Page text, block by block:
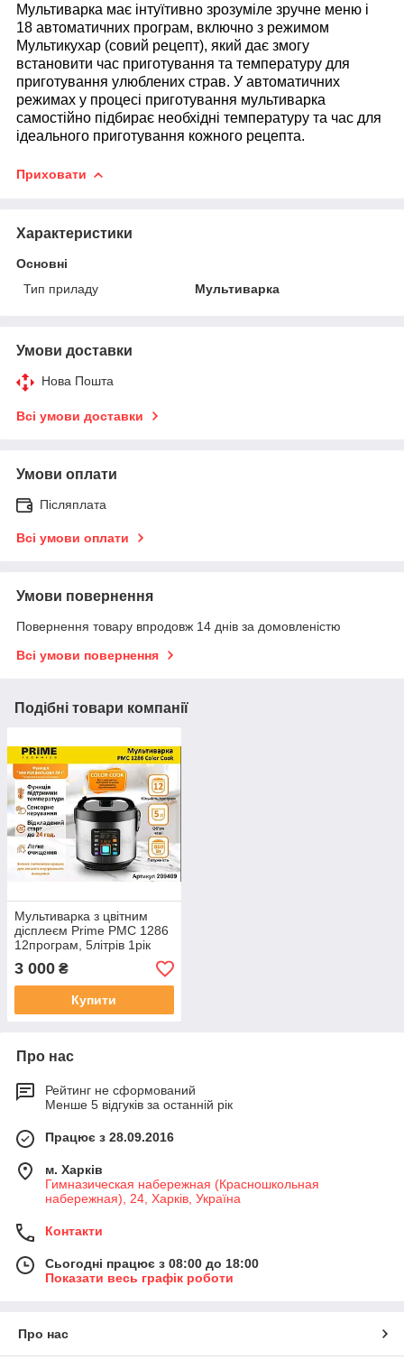
Мультиварка має інтуїтивно зрозуміле зручне меню і
18 автоматичних програм, включно з режимом
Мультикухар (совий рецепт), який дає змогу
встановити час приготування та температуру для
приготування улюблених страв. У автоматичних
режимах у процесі приготування мультиварка
самостійно підбирає необхідні температуру та час для
ідеального приготування кожного рецепта.
Приховати
Характеристики
Основні
Тип приладу
Мультиварка
Умови доставки
Нова Пошта
Всі умови доставки
Умови оплати
Післяплата
Всі умови оплати
Умови повернення
Повернення товару впродовж 14 днів за домовленістю
Всі умови повернення
Подібні товари компанії
Мультиварка з цвітним
дісплеєм Prime PMC 1286
12програм, 5літрів 1рік
гарантії
3 000 ₴
Купити
Про нас
Рейтинг не сформований
Менше 5 відгуків за останній рік
Працює з 28.09.2016
м. Харків
Гимназическая набережная (Красношкольная
набережная), 24, Харків, Україна
Контакти
Сьогодні працює з 08:00 до 18:00
Показати весь графік роботи
Про нас